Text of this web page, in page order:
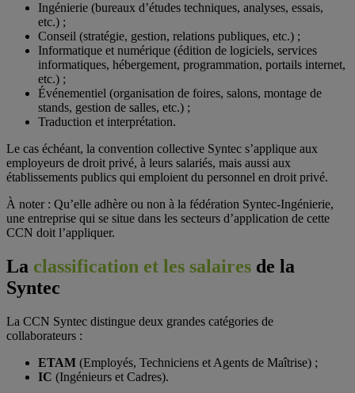
Ingénierie (bureaux d’études techniques, analyses, essais,
etc.) ;
Conseil (stratégie, gestion, relations publiques, etc.) ;
Informatique et numérique (édition de logiciels, services
informatiques, hébergement, programmation, portails internet,
etc.) ;
Événementiel (organisation de foires, salons, montage de
stands, gestion de salles, etc.) ;
Traduction et interprétation.
Le cas échéant, la convention collective Syntec s’applique aux
employeurs de droit privé, à leurs salariés, mais aussi aux
établissements publics qui emploient du personnel en droit privé.
À noter : Qu’elle adhère ou non à la fédération Syntec-Ingénierie,
une entreprise qui se situe dans les secteurs d’application de cette
CCN doit l’appliquer.
La classification et les salaires de la
Syntec
La CCN Syntec distingue deux grandes catégories de
collaborateurs :
ETAM (Employés, Techniciens et Agents de Maîtrise) ;
IC (Ingénieurs et Cadres).